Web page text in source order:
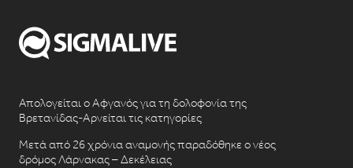
Απολογείται ο Αφγανός για τη δολοφονία της
Βρετανίδας-Αρνείται τις κατηγορίες
Μετά από 26 χρόνια αναμονής παραδόθηκε ο νέος
δρόμος Λάρνακας – Δεκέλειας